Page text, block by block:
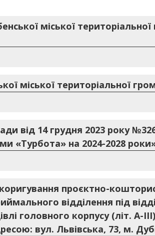
міської
міської територіальної
від 14 грудня 2023 року
«Турбота» на 2024-2028
проєктно-
відділення під
головного корпусу (літ. А-
вул. Львівська, 73, м.